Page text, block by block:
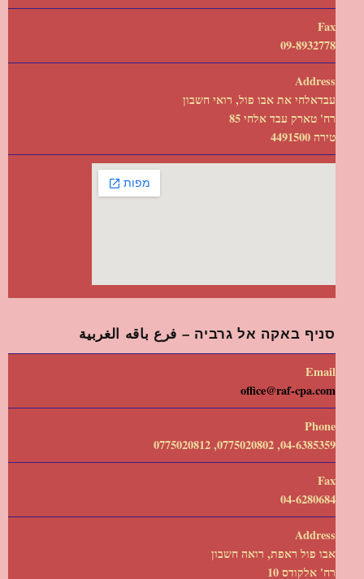
Fax
09-8932778
Address
עבדאלחי את אבו פול, רואי חשבון
רח' טארק עבד אלחי 85
טירה 4491500
סניף באקה אל גרביה – فرع باقه الغربية
Email
office@raf-cpa.com
Phone
04-6385359, 0775020802, 0775020812
Fax
04-6280684
Address
אבו פול ראפת, רואה חשבון
רח' אלקודס 10